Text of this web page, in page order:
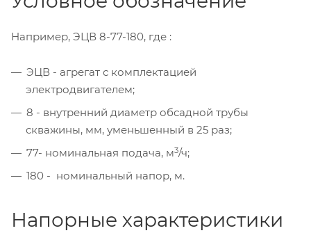
Например, ЭЦВ 8-77-180, где :
ЭЦВ - агрегат с комплектацией
электродвигателем;
8 - внутренний диаметр обсадной трубы
скважины, мм, уменьшенный в 25 раз;
77- номинальная подача, м3/ч;
180 - номинальный напор, м.
Напорные характеристики